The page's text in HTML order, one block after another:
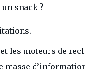
snack ?
les moteurs de
masse